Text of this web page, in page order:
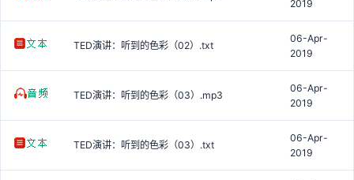
2019
TED演讲：听到的色彩（02）.txt
06-Apr-
2019
TED演讲：听到的色彩（03）.mp3
06-Apr-
2019
TED演讲：听到的色彩（03）.txt
06-Apr-
2019